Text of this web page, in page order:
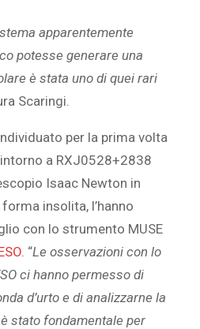
apparentemente
potesse generare una
è stata uno di quei rari
Scaringi.
per la prima volta
a RXJ0528+2838
Isaac Newton in
insolita, l’hanno
con lo strumento MUSE
. “Le osservazioni con lo
ci hanno permesso di
d’urto e di analizzarne la
stato fondamentale per